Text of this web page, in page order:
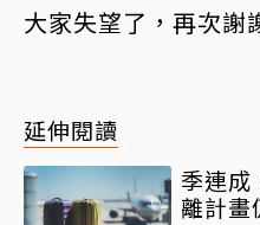
大家失望了，再次謝
延伸閱讀
季連成
離計畫